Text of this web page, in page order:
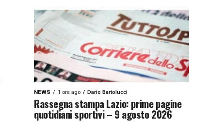
NEWS 1 ora ago Dario Bartolucci
Rassegna stampa Lazio: prime pagine
quotidiani sportivi – 9 agosto 2026